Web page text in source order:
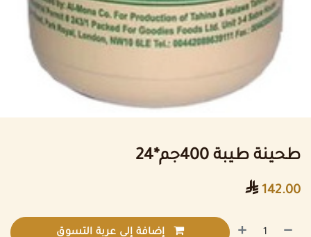
طحينة طيبة 400جم*24
142.00

إضافة إلى عربة التسوق